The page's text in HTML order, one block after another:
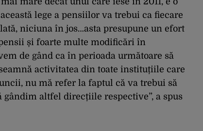
lege a pensiilor va trebui ca fiecare
niciuna în jos…asta presupune un efort
și foarte multe modificări în
de gând ca în perioada următoare să
activitatea din toate instituțiile care
nu mă refer la faptul că va trebui să
gândim altfel direcțiile respective”, a spus